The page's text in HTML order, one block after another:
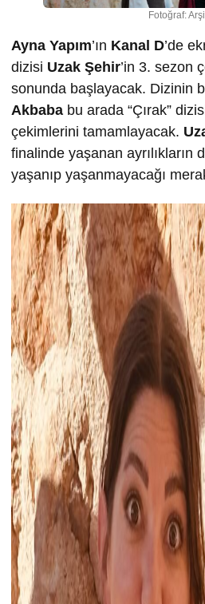
Fotoğraf:
Ayna Yapım’ın Kanal D’de
dizisi Uzak Şehir’in 3. sezon
sonunda başlayacak. Dizinin
Akbaba bu arada “Çırak”
çekimlerini tamamlayacak.
finalinde yaşanan ayrılıkların
yaşanıp yaşanmayacağı